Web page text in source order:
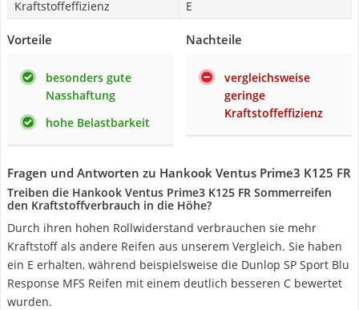
Kraftstoffeffizienz
E
Vorteile
besonders gute
Nasshaftung
hohe Belastbarkeit
Nachteile
vergleichsweise
geringe
Kraftstoffeffizienz
Fragen und Antworten zu Hankook Ventus Prime3 K125 FR
Treiben die Hankook Ventus Prime3 K125 FR Sommerreifen
den Kraftstoffverbrauch in die Höhe?
Durch ihren hohen Rollwiderstand verbrauchen sie mehr
Kraftstoff als andere Reifen aus unserem Vergleich. Sie haben
ein E erhalten, während beispielsweise die Dunlop SP Sport Blu
Response MFS Reifen mit einem deutlich besseren C bewertet
wurden.